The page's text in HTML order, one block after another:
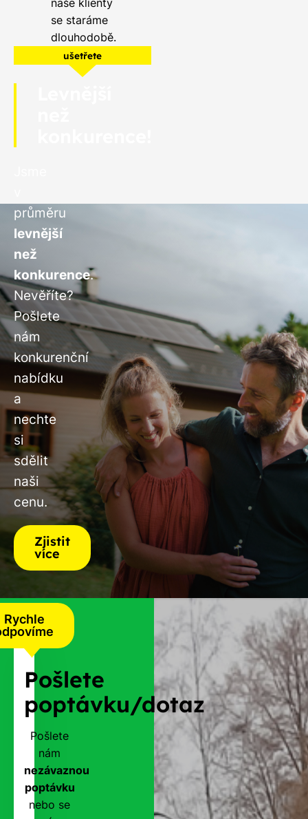
naše klienty
se staráme
dlouhodobě.
ušetřete
průměru
levnější
než
konkurence.
Nevěříte?
Pošlete
nám
konkurenční
nabídku
a
nechte
si
sdělit
naši
cenu.
Zjistit
více
Rychle
Pošlete
poptávku/dotaz
Pošlete
nám
nezávaznou
poptávku
nebo se